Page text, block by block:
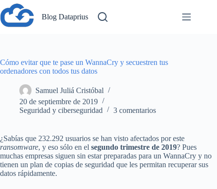
Saltar
al
contenido
Blog Dataprius
Cómo evitar que te pase un WannaCry y secuestren tus
ordenadores con todos tus datos
Samuel Juliá Cristóbal
20 de septiembre de 2019
Seguridad y ciberseguridad
3 comentarios
¿Sabías que 232.292 usuarios se han visto afectados por este
ransomware, y eso sólo en el segundo trimestre de 2019? Pues
muchas empresas siguen sin estar preparadas para un WannaCry y no
tienen un plan de copias de seguridad que les permitan recuperar sus
datos rápidamente.